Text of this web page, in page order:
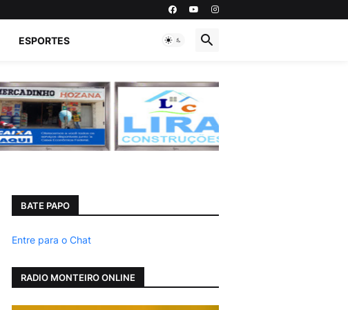
ESPORTES
BATE PAPO
Entre para o Chat
RADIO MONTEIRO ONLINE